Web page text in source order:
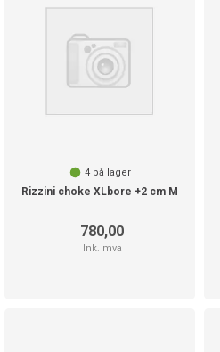
4 på lager
Rizzini choke XLbore +2 cm M
780,00
Ink. mva